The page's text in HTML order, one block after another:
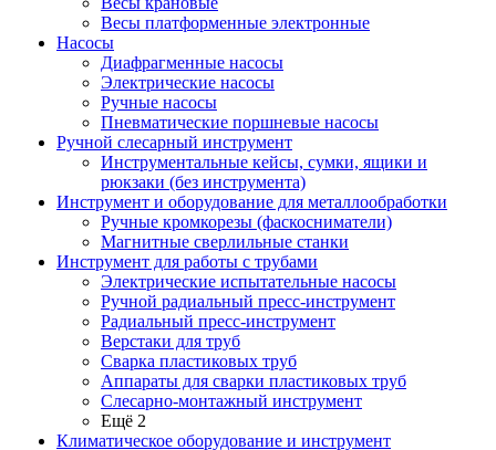
Весы платформенные электронные
Насосы
Диафрагменные насосы
Электрические насосы
Ручные насосы
Пневматические поршневые насосы
Ручной слесарный инструмент
Инструментальные кейсы, сумки, ящики и
рюкзаки (без инструмента)
Инструмент и оборудование для металлообработки
Ручные кромкорезы (фаскосниматели)
Магнитные сверлильные станки
Инструмент для работы с трубами
Электрические испытательные насосы
Ручной радиальный пресс-инструмент
Радиальный пресс-инструмент
Верстаки для труб
Сварка пластиковых труб
Аппараты для сварки пластиковых труб
Слесарно-монтажный инструмент
Ещё 2
Климатическое оборудование и инструмент